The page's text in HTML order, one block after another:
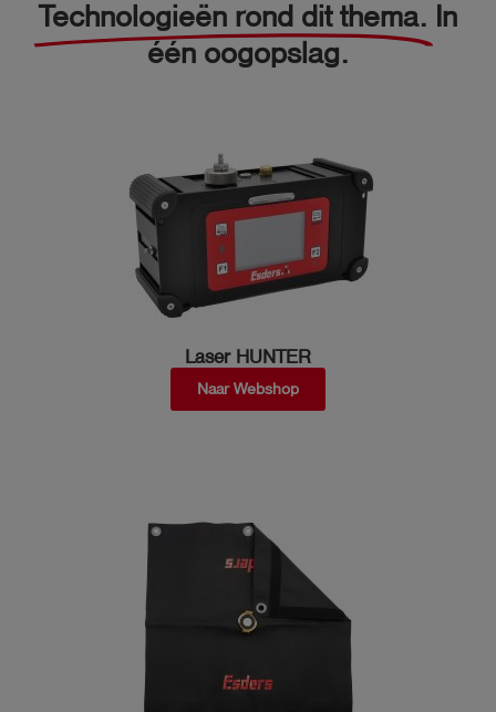
Technologieën rond dit thema. In
één oogopslag.
Laser HUNTER
Naar Webshop